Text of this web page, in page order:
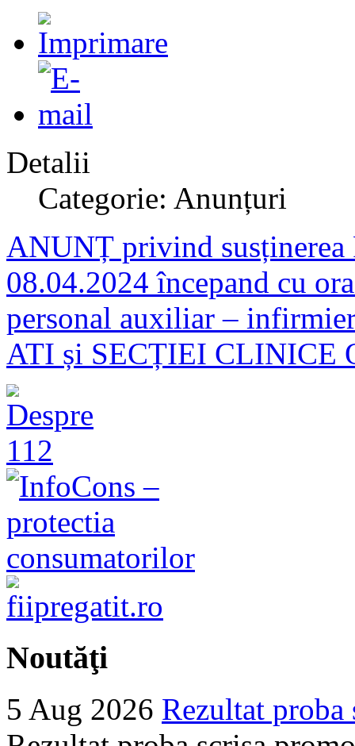
Detalii
Categorie: Anunțuri
ANUNȚ privind
08.04.2024 începand cu
personal auxiliar –
ATI și SECȚIEI CLINICE
Noutăţi
5 Aug 2026 Rezultat proba